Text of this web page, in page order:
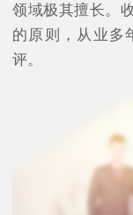
领域极其擅长。
的原则，从业多
评。